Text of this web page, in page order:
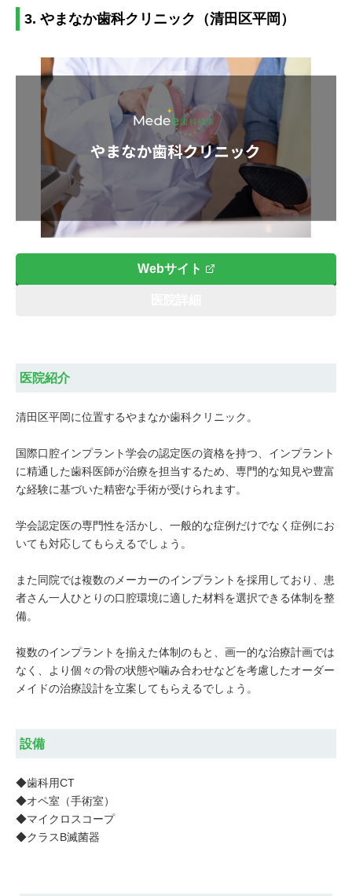
3. やまなか歯科クリニック（清田区平岡）
Webサイト
医院紹介
清田区平岡に位置するやまなか歯科クリニック。
国際口腔インプラント学会の認定医の資格を持つ、インプラント
に精通した歯科医師が治療を担当するため、専門的な知見や豊富
な経験に基づいた精密な手術が受けられます。
学会認定医の専門性を活かし、一般的な症例だけでなく症例にお
いても対応してもらえるでしょう。
また同院では複数のメーカーのインプラントを採用しており、患
者さん一人ひとりの口腔環境に適した材料を選択できる体制を整
備。
複数のインプラントを揃えた体制のもと、画一的な治療計画では
なく、より個々の骨の状態や噛み合わせなどを考慮したオーダー
メイドの治療設計を立案してもらえるでしょう。
設備
◆歯科用CT
◆オペ室（手術室）
◆マイクロスコープ
◆クラスB滅菌器